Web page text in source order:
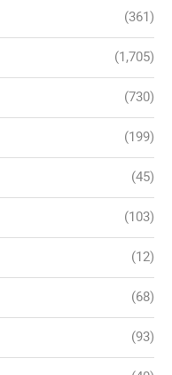
(361)
(1,705)
(730)
(199)
(45)
(103)
(12)
(68)
(93)